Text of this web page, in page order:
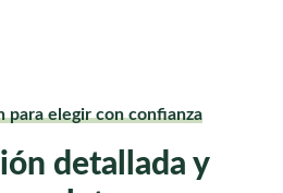
para elegir con confianza
detallada y